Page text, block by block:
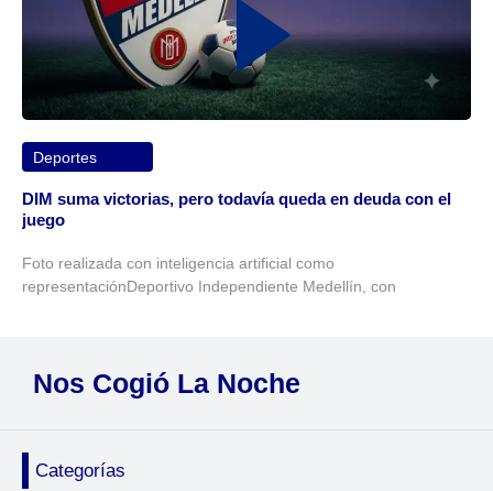
Deportes
DIM suma victorias, pero todavía queda en deuda con el
juego
Foto realizada con inteligencia artificial como
representaciónDeportivo Independiente Medellín, con
Nos Cogió La Noche
Categorías